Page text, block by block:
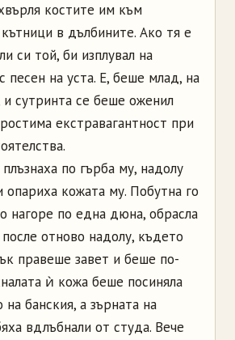
костите им към
в дълбините. Ако тя е
си той, би изплувал на
песен на уста. Е, беше млад, на
сутринта се беше оженил
екстравагантност при
по гърба му, надолу
кожата му. Побутна го
нагоре по една дюна, обрасла
отново надолу, където
правеше завет и беше по-
ѝ кожа беше посиняла
банския, а зърната на
вдлъбнали от студа. Вече